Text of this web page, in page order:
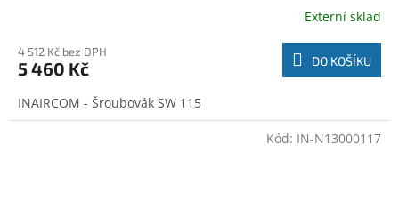
Externí sklad
4 512 Kč bez DPH
5 460 Kč DO KOŠÍKU
INAIRCOM - Šroubovák SW 115
Kód: IN-N13000117